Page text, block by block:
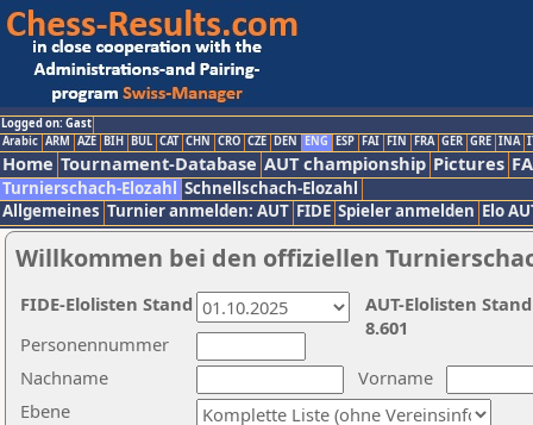
Logged on: Gast
Arabic ARM AZE BIH BUL CAT CHN CRO CZE DEN ENG ESP FAI FIN FRA GER GRE INA
Home Tournament-Database AUT championship Pictures
Turnierschach-Elozahl Schnellschach-Elozahl
Allgemeines Turnier anmelden: AUT FIDE Spieler anmelden Elo
Willkommen bei den offiziellen
Nachname
Vorname
Ebene
Personennummer
AUT-Elolisten
8.601
FIDE-Elolisten Stand